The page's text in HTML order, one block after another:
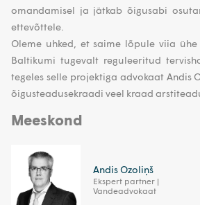
omandamisel ja jätkab õigusabi
ettevõttele.
Oleme uhked, et saime lõpule viia
Baltikumi tugevalt reguleeritud
tegeles selle projektiga advokaat Andis
õigusteadusekraadi veel kraad
Meeskond
Andis Ozoliņš
Ekspert partner |
Vandeadvokaat